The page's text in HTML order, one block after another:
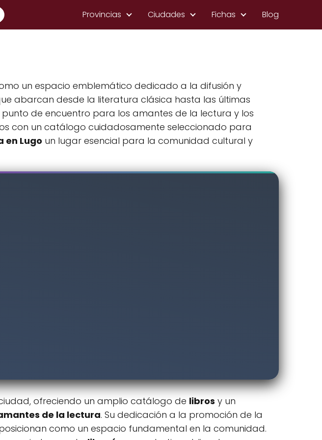
Provincias Ciudades Fichas Blog
un espacio emblemático dedicado a la difusión y
abarcan desde la literatura clásica hasta las últimas
punto de encuentro para los amantes de la lectura y los
con un catálogo cuidadosamente seleccionado para
en Lugo un lugar esencial para la comunidad cultural y
ofreciendo un amplio catálogo de libros y un
de la lectura. Su dedicación a la promoción de la
como un espacio fundamental en la comunidad.